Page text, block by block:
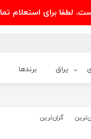
لطفا برای استعلام
یراق برندها
گران‌ترین